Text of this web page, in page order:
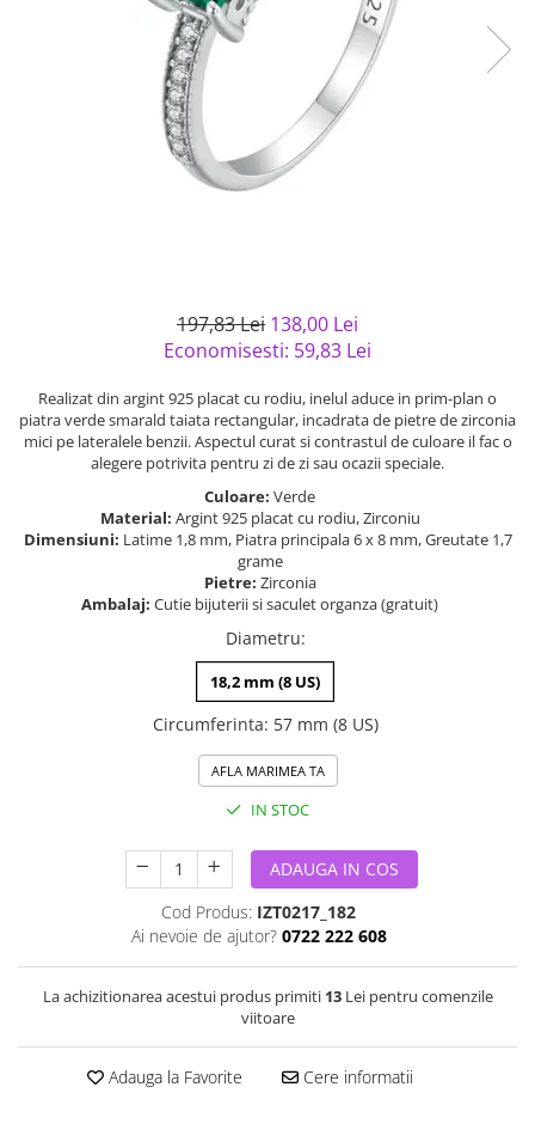
Bijuterii argint placat cu aur
Bijuterii argint cu diverse
Bijuterii argint cu murano
Bijuterii gotice si rock
Bijuterii Handmade
Casete si cutii de bijuterii
Solutii si lavete de curatare
197,83 Lei 138,00 Lei
Economisesti: 59,83 Lei
Realizat din argint 925 placat cu rodiu, inelul aduce in prim-plan o
piatra verde smarald taiata rectangular, incadrata de pietre de zirconia
mici pe lateralele benzii. Aspectul curat si contrastul de culoare il fac o
alegere potrivita pentru zi de zi sau ocazii speciale.
Culoare: Verde
Material: Argint 925 placat cu rodiu, Zirconiu
Dimensiuni: Latime 1,8 mm, Piatra principala 6 x 8 mm, Greutate 1,7
grame
Pietre: Zirconia
Ambalaj: Cutie bijuterii si saculet organza (gratuit)
Diametru:
18,2 mm (8 US)
Circumferinta: 57 mm (8 US)
AFLA MARIMEA TA
IN STOC
ADAUGA IN COS
Cod Produs: IZT0217_182
Ai nevoie de ajutor? 0722 222 608
La achizitionarea acestui produs primiti 13Lei pentru comenzile
viitoare
Adauga la Favorite Cere informatii